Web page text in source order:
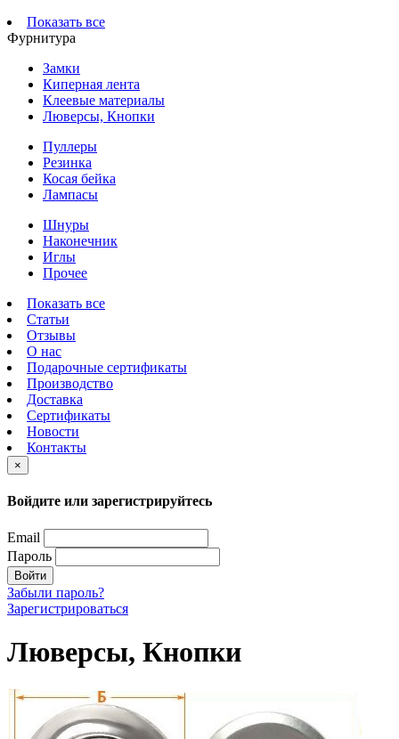
Показать все
Фурнитура
Замки
Киперная лента
Клеевые материалы
Люверсы, Кнопки
Пуллеры
Резинка
Косая бейка
Лампасы
Шнуры
Наконечник
Иглы
Прочее
Показать все
Статьи
Отзывы
О нас
Подарочные сертификаты
Производство
Доставка
Сертификаты
Новости
Контакты
×
Войдите или зарегистрируйтесь
Email
Пароль
Войти
Забыли пароль?
Зарегистрироваться
Люверсы, Кнопки